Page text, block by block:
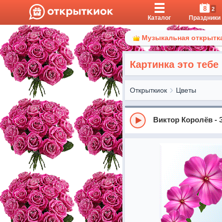
Каталог
8 2
Праздники
Музыкальная
Картинка это
Открыткиок Цветы
Виктор Королёв -